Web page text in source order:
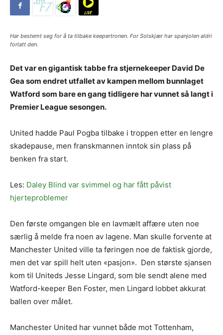
Har bestemt seg for å ta tilbake keepertronen. For Solskjær har spanjolen aldri
forlatt den.
Det var en gigantisk tabbe fra stjernekeeper David De
Gea som endret utfallet av kampen mellom bunnlaget
Watford som bare en gang tidligere har vunnet så langt i
Premier League sesongen.
United hadde Paul Pogba tilbake i troppen etter en lengre
skadepause, men franskmannen inntok sin plass på
benken fra start.
Les: Daley Blind var svimmel og har fått påvist
hjerteproblemer
Den første omgangen ble en lavmælt affære uten noe
særlig å melde fra noen av lagene. Man skulle forvente at
Manchester United ville ta føringen noe de faktisk gjorde,
men det var spill helt uten «pasjon». Den største sjansen
kom til Uniteds Jesse Lingard, som ble sendt alene med
Watford-keeper Ben Foster, men Lingard lobbet akkurat
ballen over målet.
Manchester United har vunnet både mot Tottenham,